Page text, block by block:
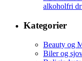
alkoholfri
Kategorier
Beauty og
Biler og